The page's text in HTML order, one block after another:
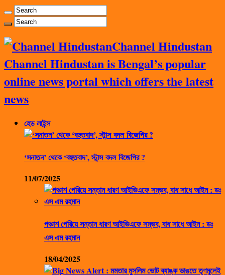
Channel Hindustan
Channel Hindustan is Bengal’s popular
online news portal which offers the latest
news
হেড লাইন্স
‘সনাতন’ থেকে ‘বহুতবাদ’, স্টান্স বদল বিজেপির ?
11/07/2025
পঞ্চাশ পেরিয়ে সন্তান ধারণ আইভিএফে সম্ভব, বাধ সাধে আইন : ডঃ
এস এম রহমান
18/04/2025